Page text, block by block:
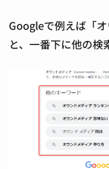
Googleで例えば「
と、一番下に他の検